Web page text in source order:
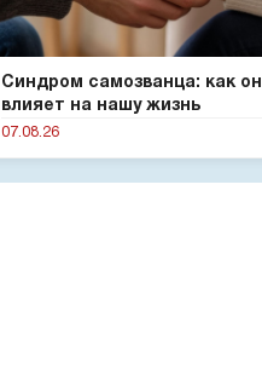
Синдром самозванца: как он
влияет на нашу жизнь
07.08.26